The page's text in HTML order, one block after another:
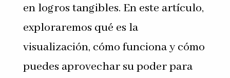
en logros tangibles. En este artículo,
exploraremos qué es la
visualización, cómo funciona y cómo
puedes aprovechar su poder para